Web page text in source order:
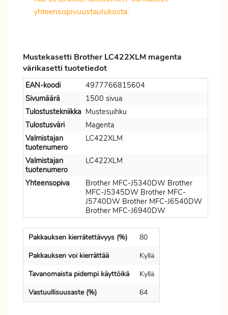
yhteensopivuustaulukosta.
Mustekasetti Brother LC422XLM magenta
värikasetti tuotetiedot
EAN-koodi
4977766815604
Sivumäärä
1500 sivua
Tulostustekniikka Mustesuihku
Tulostusväri
Magenta
Valmistajan
tuotenumero
LC422XLM
Valmistajan
tuotenumero
LC422XLM
Yhteensopiva
Brother MFC-J5340DW Brother
MFC-J5345DW Brother MFC-
J5740DW Brother MFC-J6540DW
Brother MFC-J6940DW
Pakkauksen kierrätettävyys (%)
80
Pakkauksen voi kierrättää
Kyllä
Tavanomaista pidempi käyttöikä
Kyllä
Vastuullisuusaste (%)
64